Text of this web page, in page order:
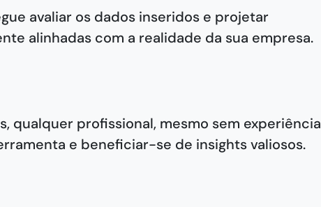
avaliar os dados inseridos e projetar
alinhadas com a realidade da sua empresa.
qualquer profissional, mesmo sem experiência
e beneficiar-se de insights valiosos.